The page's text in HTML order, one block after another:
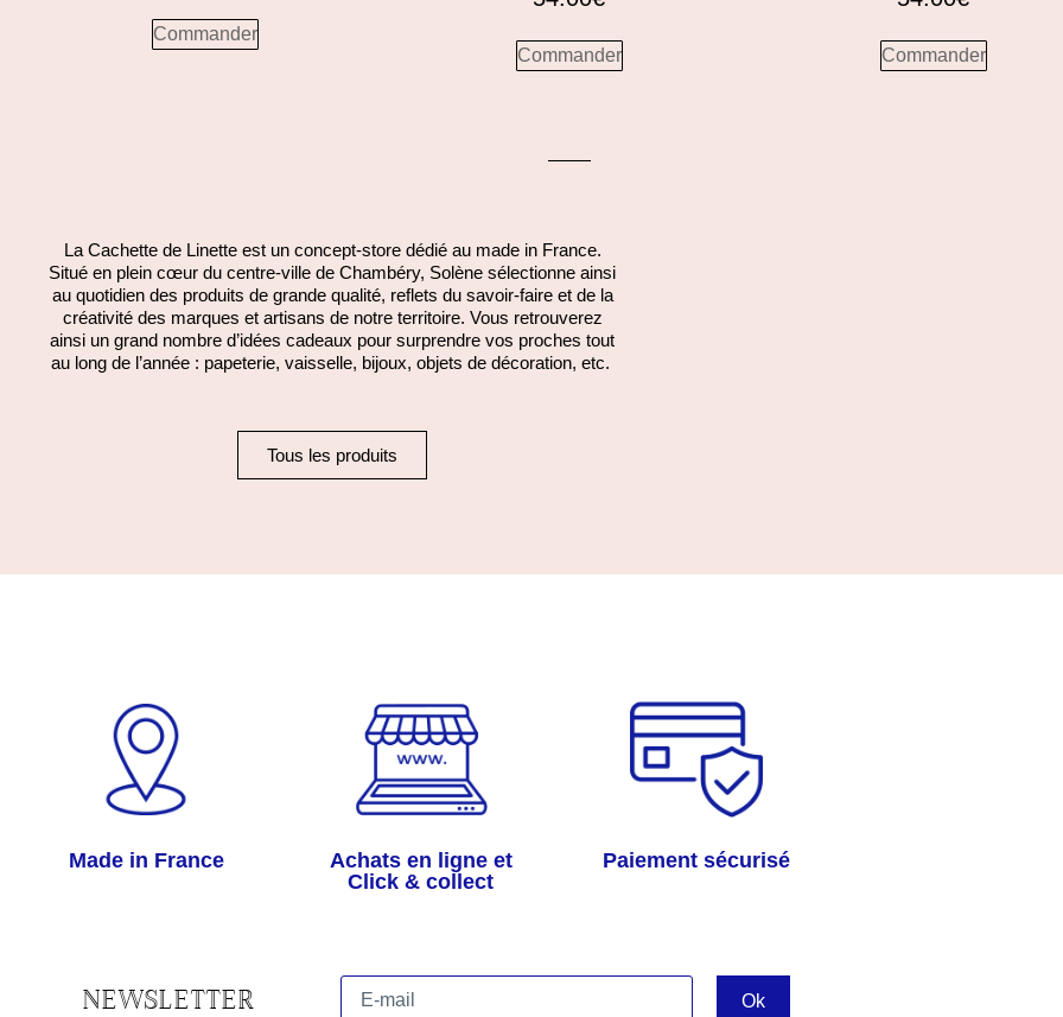
Commander
Commander Commander
La Cachette de Linette est un concept-store dédié au made in France.
Situé en plein cœur du centre-ville de Chambéry, Solène sélectionne ainsi
au quotidien des produits de grande qualité, reflets du savoir-faire et de la
créativité des marques et artisans de notre territoire. Vous retrouverez
ainsi un grand nombre d’idées cadeaux pour surprendre vos proches tout
au long de l’année : papeterie, vaisselle, bijoux, objets de décoration, etc.
Tous les produits
Made in France
Achats en ligne et
Click & collect
Paiement sécurisé
NEWSLETTER